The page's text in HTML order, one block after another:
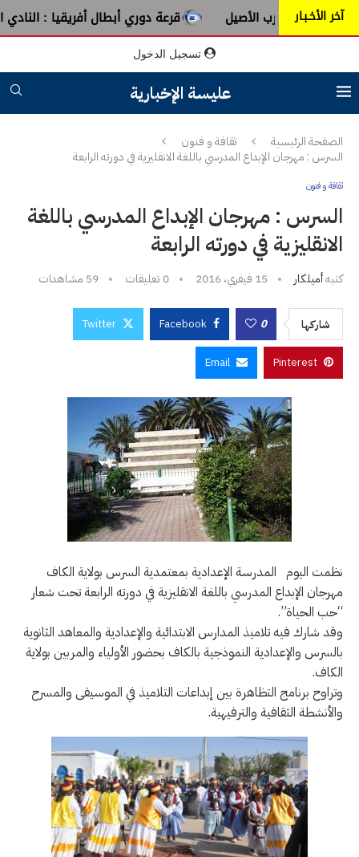
آخر الأخـبـار
عبق الطرب الأصيل قرعة دوري أبطال أفريقيا : النادي
تسجيل الدخول
عليسة الإخبارية
الصفحة الرئيسية
ثقافة و فنون
السرس : مهرجان الإبداع المدرسي باللغة الانقليزية في دورته الرابعة
ثقافة و فنون
السرس : مهرجان الإبداع المدرسي باللغة
الانقليزية في دورته الرابعة
كتبهأميلكار 15 فيفري، 2016 0 تعليقات 59 مشاهدات
شاركها 0
Facebook
Twitter
Pinterest
Email
نظمت اليوم المدرسة الإعدادية بمعتمدية السرس بولاية الكاف
مهرجان الإبداع المدرسي باللغة الانقليزية في دورته الرابعة تحت شعار
“حب الحياة”.
وقد شارك فيه تلاميذ المدارس الابتدائية والإعدادية والمعاهد الثانوية
بالسرس والإعدادية النموذجية بالكاف بحضور الأولياء والمربين بولاية
الكاف.
وتراوح برنامج التظاهرة بين إبداعات التلاميذ في الموسيقى والمسرح
والأنشطة الثقافية والترفيهية.